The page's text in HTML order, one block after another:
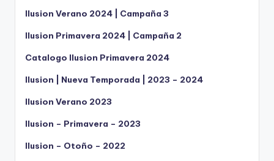
Ilusion Verano 2024 | Campaña 3
Ilusion Primavera 2024 | Campaña 2
Catalogo Ilusion Primavera 2024
Ilusion | Nueva Temporada | 2023 – 2024
Ilusion Verano 2023
Ilusion – Primavera – 2023
Ilusion – Otoño – 2022